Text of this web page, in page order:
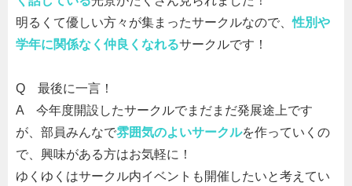
明るくて優しい方々が集まったサークルなので、性別や
学年に関係なく仲良くなれるサークルです！
Q 最後に一言！
A 今年度開設したサークルでまだまだ発展途上です
が、部員みんなで雰囲気のよいサークルを作っていくの
で、興味がある方はお気軽に！
ゆくゆくはサークル内イベントも開催したいと考えてい